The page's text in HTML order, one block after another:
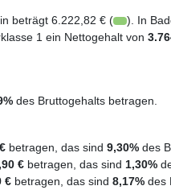
beträgt 6.222,82 € (
). In
1 ein Nettogehalt von
des Bruttogehalts betragen.
betragen, das sind 9,30%des
€betragen, das sind 1,30%
€betragen, das sind 8,17%des